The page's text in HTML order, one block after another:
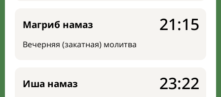
Магриб намаз
Вечерняя (закатная) молитва
21:15
Иша намаз 23:22